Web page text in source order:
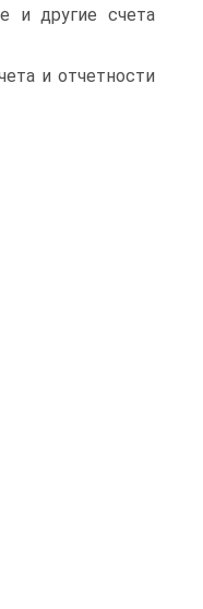
и другие счета
и отчетности